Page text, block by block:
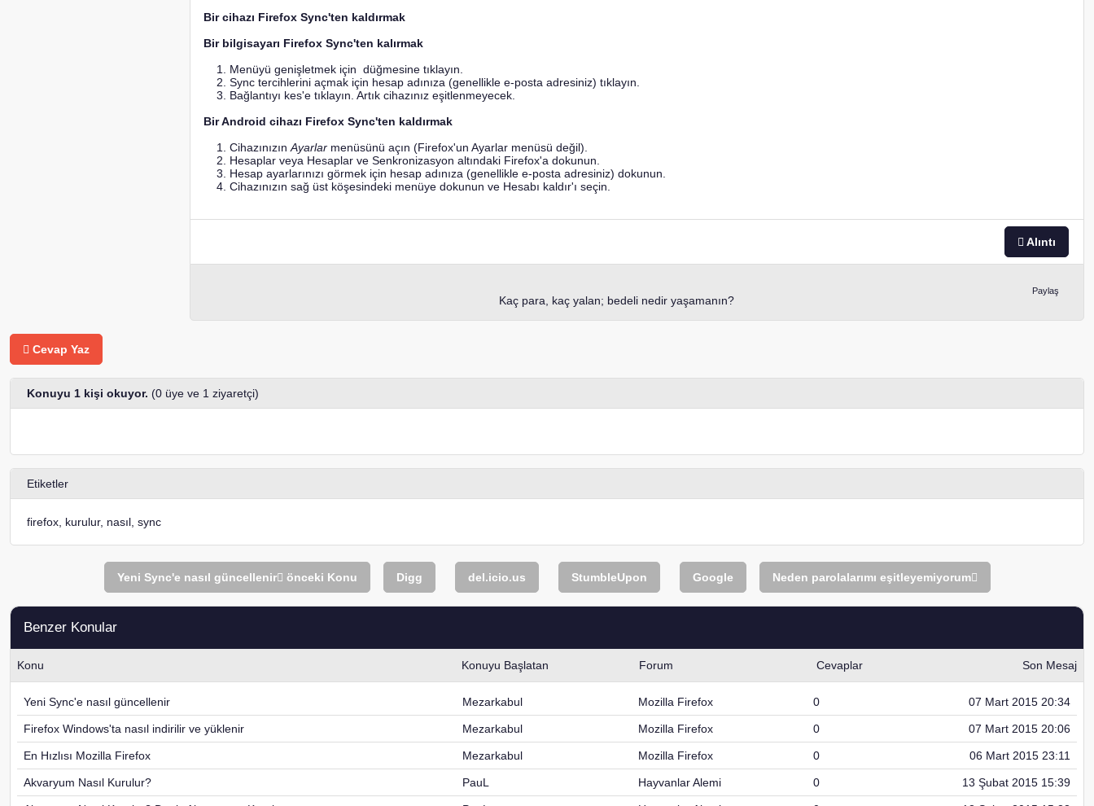
Bir cihazı Firefox Sync'ten kaldırmak
Bir bilgisayarı Firefox Sync'ten kalırmak
Menüyü genişletmek için düğmesine tıklayın.
Sync tercihlerini açmak için hesap adınıza (genellikle e-posta adresiniz) tıklayın.
Bağlantıyı kes'e tıklayın. Artık cihazınız eşitlenmeyecek.
Bir Android cihazı Firefox Sync'ten kaldırmak
CihazınızınAyarlar menüsünü açın (Firefox'un Ayarlar menüsü değil).
Hesaplar veya Hesaplar ve Senkronizasyon altındaki Firefox'a dokunun.
Hesap ayarlarınızı görmek için hesap adınıza (genellikle e-posta adresiniz) dokunun.
Cihazınızın sağ üst köşesindeki menüye dokunun ve Hesabı kaldır'ı seçin.
Alıntı
Paylaş
Kaç para, kaç yalan; bedeli nedir yaşamanın?
Cevap Yaz
Konuyu 1 kişi okuyor. (0 üye ve 1 ziyaretçi)
Etiketler
firefox kurulur, nasıl sync
Yeni Sync'e nasıl güncellenir önceki Konu Digg del.icio.us StumbleUpon Google Neden parolalarımı eşitleyemiyorum
Benzer Konular
Konu Konuyu Başlatan Forum Cevaplar Son Mesaj
Yeni Sync'e nasıl güncellenir Mezarkabul Mozilla Firefox 0 07 Mart 2015 20:34
Firefox Windows'ta nasıl indirilir ve yüklenir Mezarkabul Mozilla Firefox 0 07 Mart 2015 20:06
En Hızlısı Mozilla Firefox Mezarkabul Mozilla Firefox 0 06 Mart 2015 23:11
Akvaryum Nasıl Kurulur? PauL Hayvanlar Alemi 0 13 Şubat 2015 15:39